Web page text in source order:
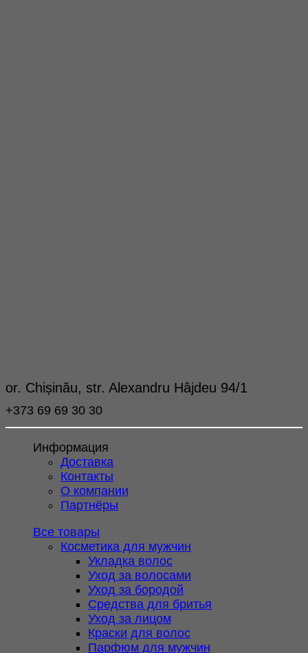
or. Chișinău, str. Alexandru Hâjdeu 94/1
+373 69 69 30 30
Информация
Доставка
Контакты
О компании
Партнёры
Все товары
Косметика для мужчин
Укладка волос
Уход за волосами
Уход за бородой
Средства для бритья
Уход за лицом
Краски для волос
Парфюм для мужчин